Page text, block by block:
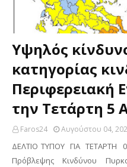
Υψηλός
κατηγορίας
Περιφερειακή
την Τετάρτη 5
Faros24 Αυγούστου 04,
ΔΕΛΤΙΟ ΤΥΠΟΥ ΓΙΑ ΤΕΤΑΡΤΗ
Πρόβλεψης Κινδύνου